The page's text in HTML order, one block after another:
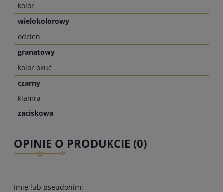
kolor
wielokolorowy
odcień
granatowy
kolor okuć
czarny
klamra
zaciskowa
OPINIE O PRODUKCIE (0)
Imię lub pseudonim: